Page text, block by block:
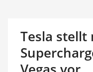
Tesla stellt